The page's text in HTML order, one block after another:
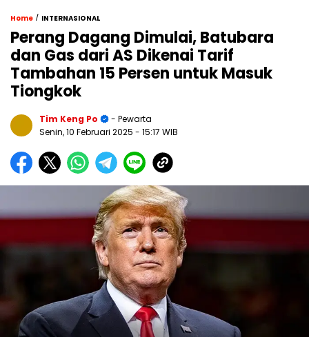
Home / INTERNASIONAL
Perang Dagang Dimulai, Batubara
dan Gas dari AS Dikenai Tarif
Tambahan 15 Persen untuk Masuk
Tiongkok
Tim Keng Po
- Pewarta
Senin, 10 Februari 2025 - 15:17 WIB